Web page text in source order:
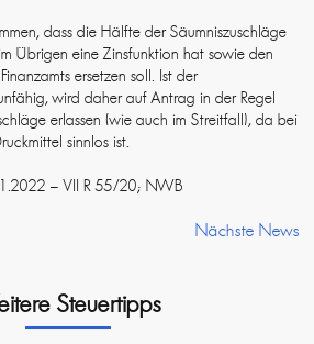
dass die Hälfte der Säumniszuschläge
Übrigen eine Zinsfunktion hat sowie den
ersetzen soll. Ist der
wird daher auf Antrag in der Regel
erlassen (wie auch im Streitfall), da bei
sinnlos ist.
– VII R 55/20; NWB
Nächste News
Steuertipps